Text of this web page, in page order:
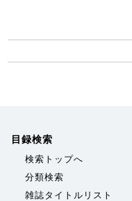
目録検索
検索トップへ
分類検索
雑誌タイトルリスト